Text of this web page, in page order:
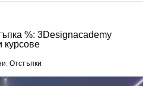
%: 3Designacademy
курсове
, Отстъпки